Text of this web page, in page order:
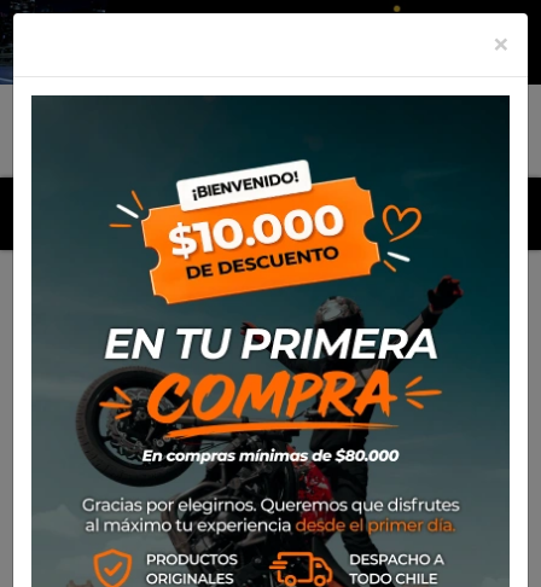
MENU
Productos Mantención
Kit mantenimiento
KIT DE MANTENIMIENTO 3L YAMALUBE 15W50 FULL+
×